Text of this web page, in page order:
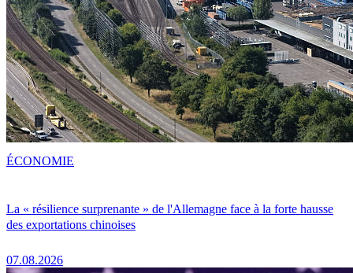
La « résilience surprenante » de l'Allemagne face à la forte hausse
des exportations chinoises
07.08.2026
ÉCONOMIE